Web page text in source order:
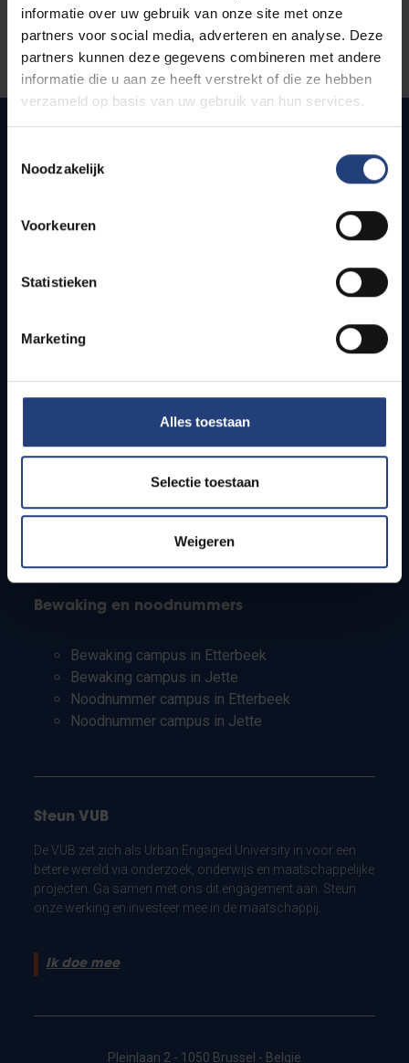
informatie over uw gebruik van onze site met onze
partners voor social media, adverteren en analyse. Deze
partners kunnen deze gegevens combineren met andere
informatie die u aan ze heeft verstrekt of die ze hebben
verzameld op basis van uw gebruik van hun services.
Noodzakelijk
Voorkeuren
Statistieken
Marketing
Alles toestaan
Selectie toestaan
Weigeren
Snel naar
Bereikbaarheid
Studenten
PhD-studenten
Leerkrachten en secundaire scholen
Bewaking en noodnummers
Bewaking campus in Etterbeek
Bewaking campus in Jette
Noodnummer campus in Etterbeek
Noodnummer campus in Jette
Steun VUB
De VUB zet zich als Urban Engaged University in voor een
betere wereld via onderzoek, onderwijs en maatschappelijke
projecten. Ga samen met ons dit engagement aan. Steun
onze werking en investeer mee in de maatschappij.
Ik doe mee
Pleinlaan 2 - 1050 Brussel - België